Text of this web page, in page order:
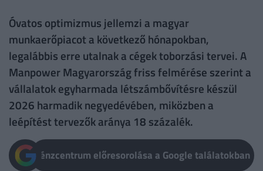
Óvatos optimizmus jellemzi a magyar
munkaerőpiacot a következő hónapokban,
legalábbis erre utalnak a cégek toborzási tervei. A
Manpower Magyarország friss felmérése szerint a
vállalatok egyharmada létszámbővítésre készül
2026 harmadik negyedévében, miközben a
leépítést tervezők aránya 18 százalék.
Pénzcentrum előresorolása a Google találatokban